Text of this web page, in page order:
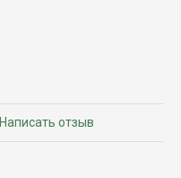
Написать отзыв